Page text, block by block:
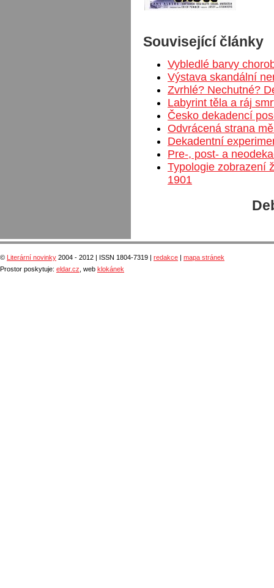
Související články
Vybledlé barvy
Výstava skandální
Zvrhlé? Nechutné?
Labyrint těla a ráj
Česko dekadencí
Odvrácená strana
Dekadentní
Pre-, post- a
Typologie zobrazení
1901
© Literární novinky 2004 - 2012 | ISSN 1804-7319 | redakce
mapa stránek
Prostor poskytuje: eldar.cz , web klokánek